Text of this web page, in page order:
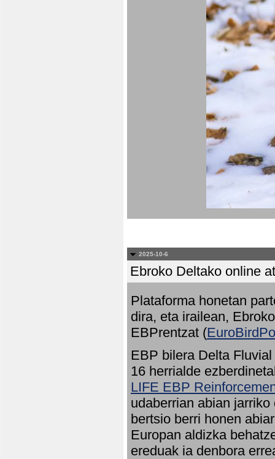
2025-10-6
Ebroko Deltako online
Plataforma honetan
dira, eta irailean,
EBPrentzat (
EBP bilera Delta
16 herrialde
LIFE EBP
udaberrian abian
bertsio berri honen
Europan aldizka
ereduak ia denbora